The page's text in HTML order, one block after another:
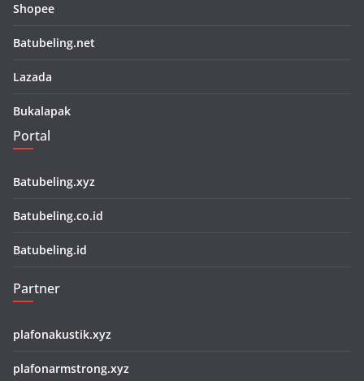
Shopee
Batubeling.net
Lazada
Bukalapak
Portal
Batubeling.xyz
Batubeling.co.id
Batubeling.id
Partner
plafonakustik.xyz
plafonarmstrong.xyz